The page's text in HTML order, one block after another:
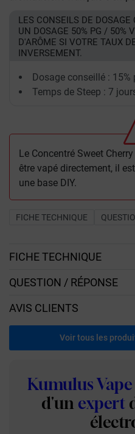
LES CONSEILS DE
UN DOSAGE 50% PG / 50%
D'ARÔME SI VOTRE TAUX
INVERSEMENT.
Dosage conseillé :
Temps de Steep : 7
Le Concentré Sweet
être vapé directement, il
une base DIY.
FICHE TECHNIQUE
FICHE TECHNIQUE
QUESTION / RÉPONSE
AVIS CLIENTS
Voir tous les
Kumulus Vape
d'un expert